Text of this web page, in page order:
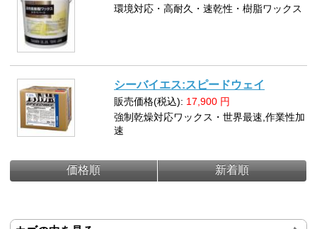
環境対応・高耐久・速乾性・樹脂ワックス
シーバイエス:スピードウェイ
販売価格(税込): 17,900 円
強制乾燥対応ワックス・世界最速,作業性加
速
価格順 新着順